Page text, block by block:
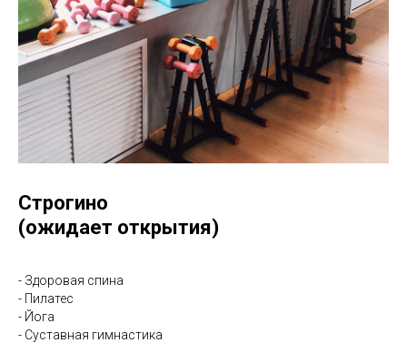
Строгино
(ожидает открытия)
- Здоровая спина
- Пилатес
- Йога
- Суставная гимнастика